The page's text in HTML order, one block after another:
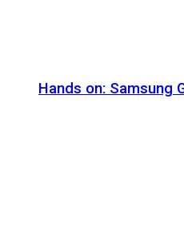
Hands on: Samsung